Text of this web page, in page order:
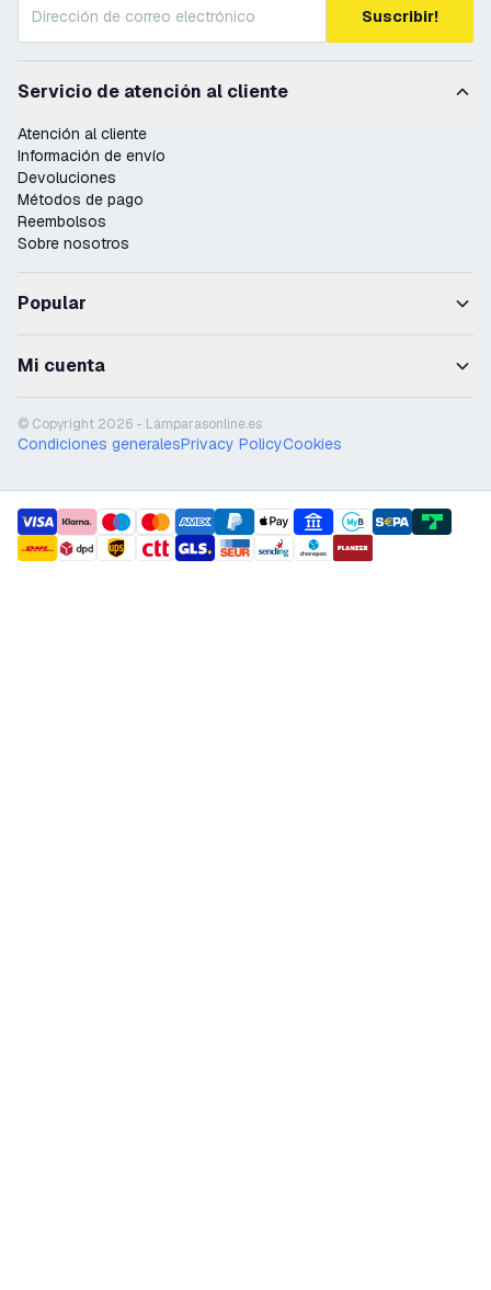
Suscribir!
Servicio de atención al cliente
Atención al cliente
Información de envío
Devoluciones
Métodos de pago
Reembolsos
Sobre nosotros
Popular
Mi cuenta
© Copyright 2026 - Lámparasonline.es
Condiciones generalesPrivacy PolicyCookies
payment methods
shipment methods